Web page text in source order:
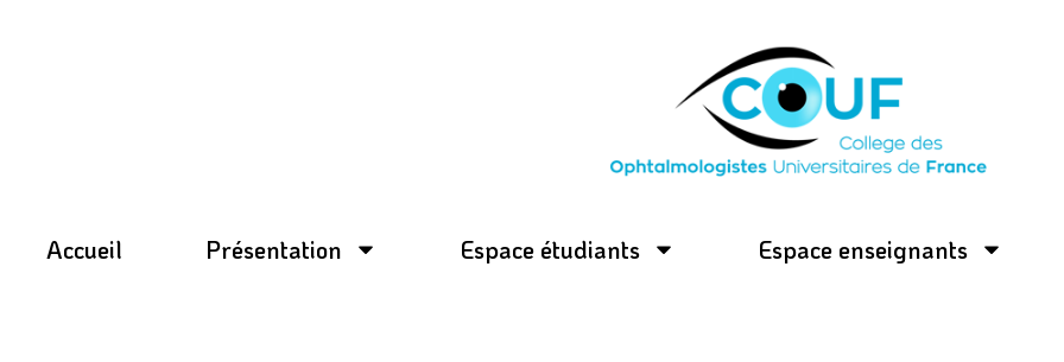
Accueil Présentation Espace étudiants Espace enseignants